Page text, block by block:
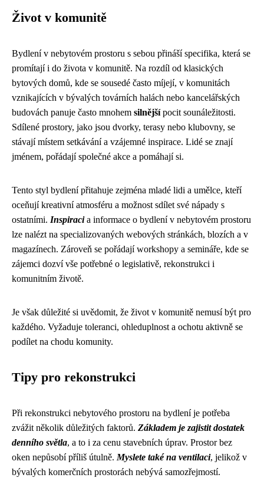
Život v komunitě
Bydlení v nebytovém prostoru s sebou přináší specifika, která se
promítají i do života v komunitě. Na rozdíl od klasických
bytových domů, kde se sousedé často míjejí, v komunitách
vznikajících v bývalých továrních halách nebo kancelářských
budovách panuje často mnohem silnějšípocit sounáležitosti.
Sdílené prostory, jako jsou dvorky, terasy nebo klubovny, se
stávají místem setkávání a vzájemné inspirace. Lidé se znají
jménem, pořádají společné akce a pomáhají si.
Tento styl bydlení přitahuje zejména mladé lidi a umělce, kteří
oceňují kreativní atmosféru a možnost sdílet své nápady s
ostatními. Inspiracia informace o bydlení v nebytovém prostoru
lze nalézt na specializovaných webových stránkách, blozích a v
magazínech. Zároveň se pořádají workshopy a semináře, kde se
zájemci dozví vše potřebné o legislativě, rekonstrukci i
komunitním životě.
Je však důležité si uvědomit, že život v komunitě nemusí být pro
každého. Vyžaduje toleranci, ohleduplnost a ochotu aktivně se
podílet na chodu komunity.
Tipy pro rekonstrukci
Při rekonstrukci nebytového prostoru na bydlení je potřeba
zvážit několik důležitých faktorů. Základem je zajistit dostatek
denního světla, a to i za cenu stavebních úprav. Prostor bez
oken nepůsobí příliš útulně. Myslete také na ventilaci, jelikož v
bývalých komerčních prostorách nebývá samozřejmostí.